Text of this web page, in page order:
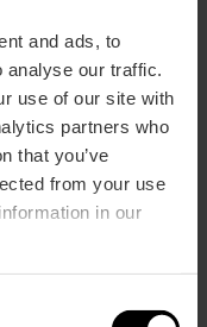
and ads, to
our traffic.
use of our site with
partners who
that you’ve
from your use
in our
Juan, 46004